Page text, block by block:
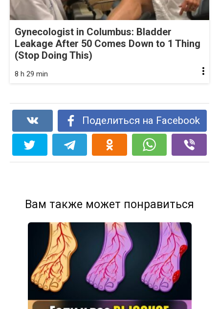
Gynecologist in Columbus: Bladder
Leakage After 50 Comes Down to 1 Thing
(Stop Doing This)
8 h 29 min
Поделиться на Facebook
Вам также может понравиться